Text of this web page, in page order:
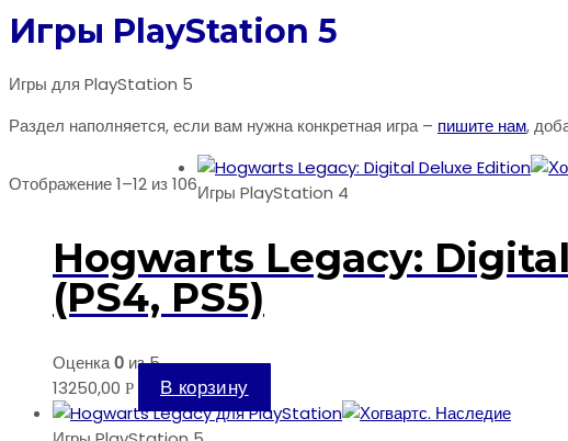
Игры PlayStation 5
Игры для PlayStation 5
Раздел наполняется, если вам нужна конкретная игра – пишите нам,
Отображение 1–12 из 106Сортировка:
Игры PlayStation 4
Hogwarts Legacy:
(PS4, PS5)
Оценка0 из 5
13250,00 Р В корзину